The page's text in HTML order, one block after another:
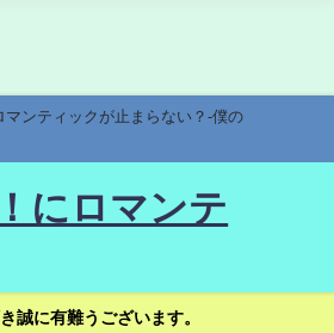
ンティックが止まらない？-僕の
にロマンテ
誠に有難うございます。